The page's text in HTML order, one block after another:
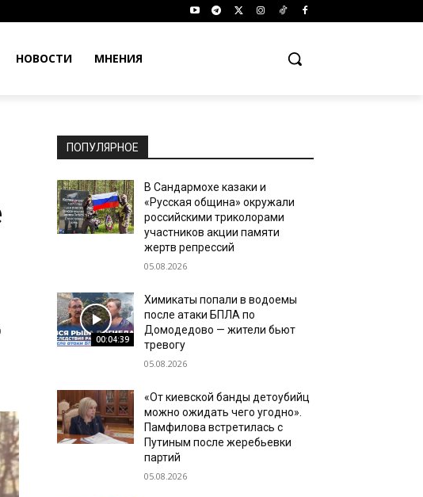
НОВОСТИ МНЕНИЯ
ПОПУЛЯРНОЕ
В Сандармохе казаки и
«Русская община» окружали
российскими триколорами
участников акции памяти
жертв репрессий
05.08.2026
00:04:39
Химикаты попали в водоемы
после атаки БПЛА по
Домодедово — жители бьют
тревогу
05.08.2026
«От киевской банды детоубийц
можно ожидать чего угодно».
Памфилова встретилась с
Путиным после жеребьевки
партий
05.08.2026